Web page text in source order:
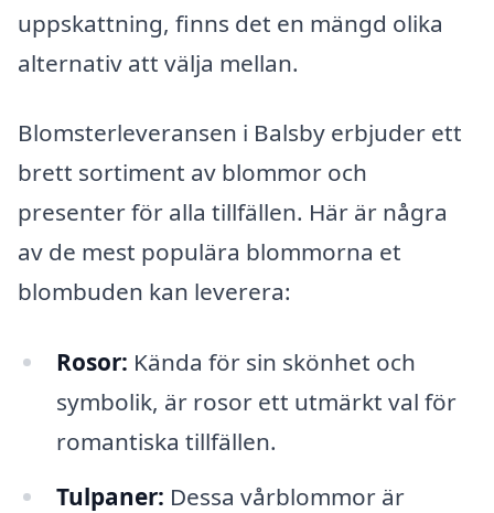
uppskattning, finns det en mängd olika
alternativ att välja mellan.
Blomsterleveransen i Balsby erbjuder ett
brett sortiment av blommor och
presenter för alla tillfällen. Här är några
av de mest populära blommorna et
blombuden kan leverera:
Rosor: Kända för sin skönhet och
symbolik, är rosor ett utmärkt val för
romantiska tillfällen.
Tulpaner: Dessa vårblommor är